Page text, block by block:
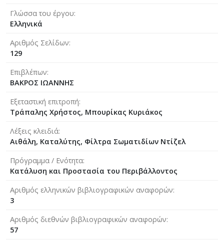
Γλώσσα του έργου
Ελληνικά
Αριθμός Σελίδων
129
Επιβλέπων
ΒΑΚΡΟΣ ΙΩΑΝΝΗΣ
Εξεταστική επιτροπή
Τράπαλης Χρήστος, Μπουρίκας Κυριάκος
Λέξεις κλειδιά
Αιθάλη, Καταλύτης, Φίλτρα Σωματιδίων Ντίζελ
Πρόγραμμα / Ενότητα
Κατάλυση και Προστασία του Περιβάλλοντος
Αριθμός ελληνικών βιβλιογραφικών αναφορών
3
Αριθμός διεθνών βιβλιογραφικών αναφορών
57